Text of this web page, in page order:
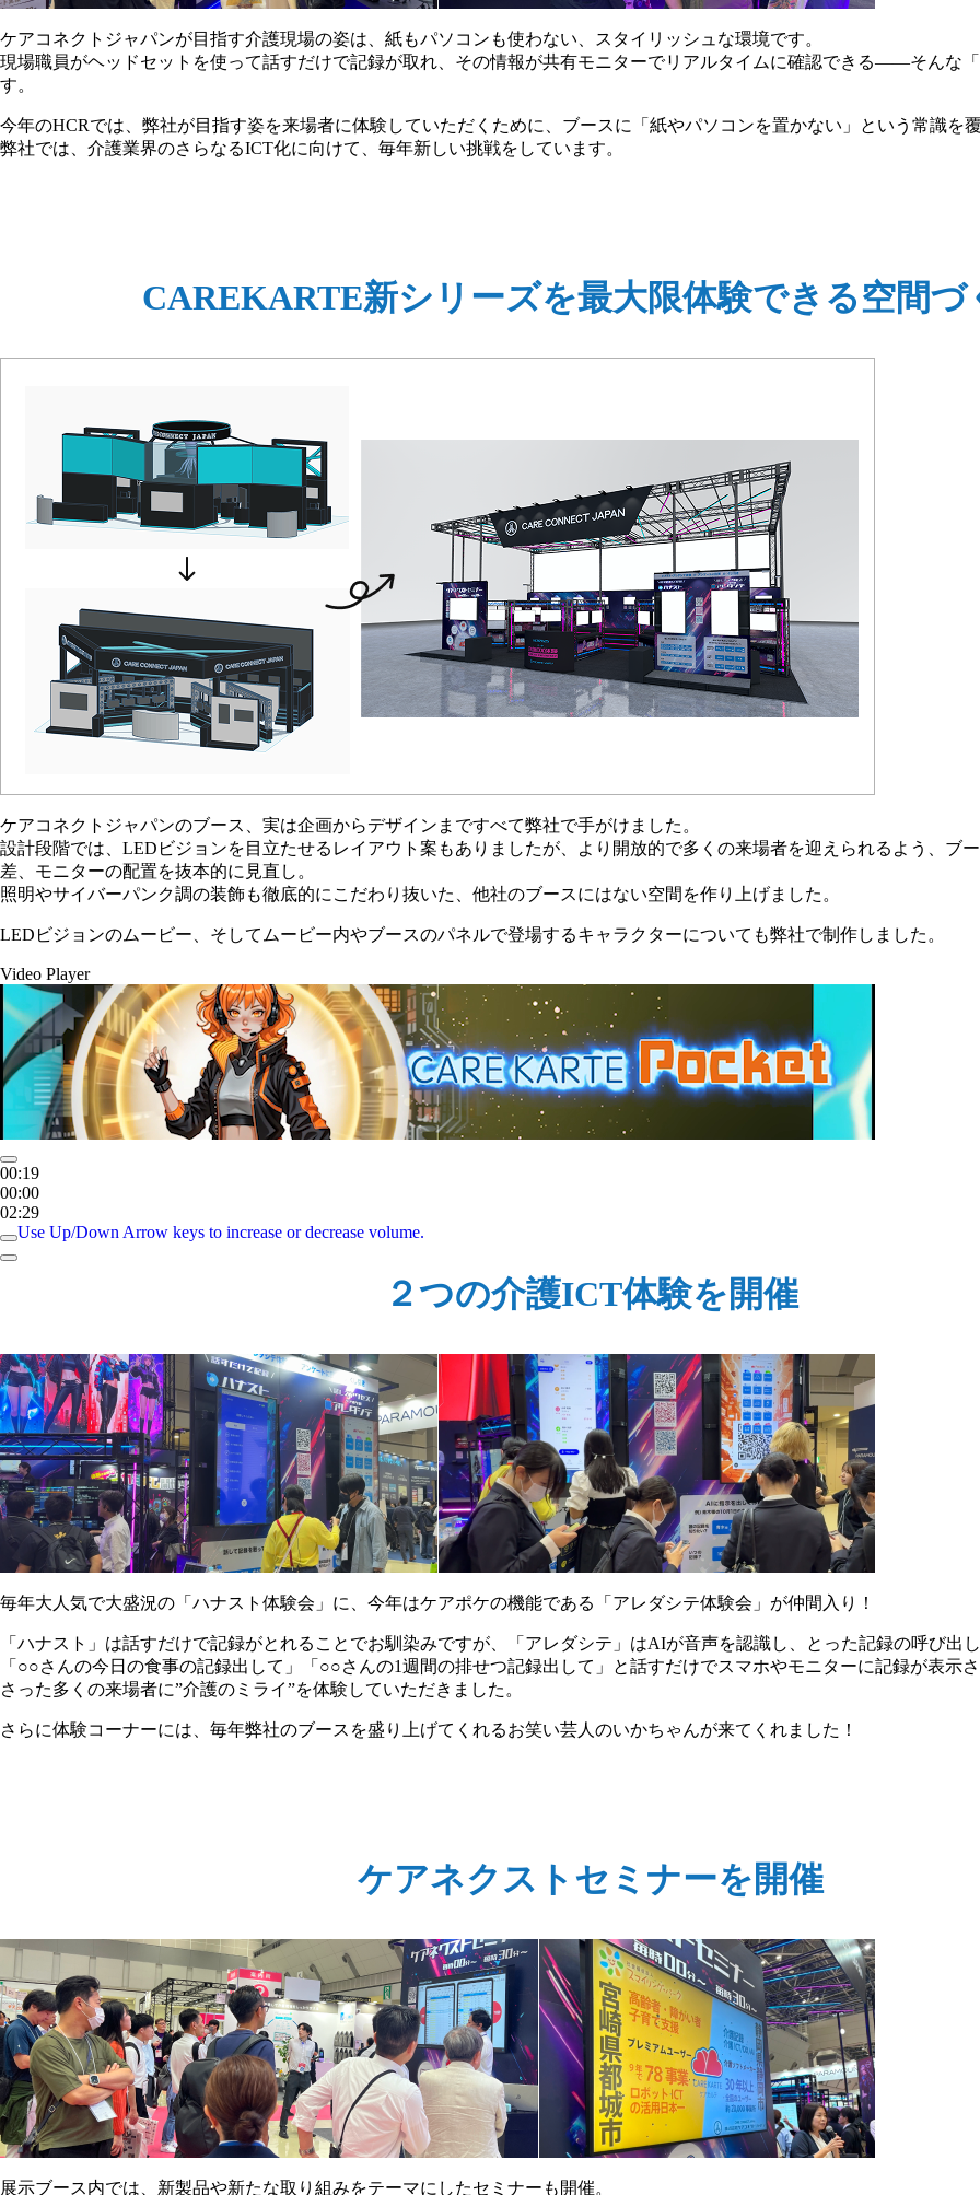
ケアコネクトジャパンが目指す介護現場の姿は、紙もパソコンも使わない、スタイリッシュな環境です。
現場職員がヘッドセットを使って話すだけで記録が取れ、その情報が共有モニターでリアルタイムに確認できる――そんな
す。
今年のHCRでは、弊社が目指す姿を来場者に体験していただくために、ブースに「紙やパソコンを置かない」という常識を
弊社では、介護業界のさらなるICT化に向けて、毎年新しい挑戦をしています。
CAREKARTE新シリーズを最大限体験できる空間づ
ケアコネクトジャパンのブース、実は企画からデザインまですべて弊社で手がけました。
設計段階では、LEDビジョンを目立たせるレイアウト案もありましたが、より開放的で多くの来場者を迎えられるよう、ブ
差、モニターの配置を抜本的に見直し。
照明やサイバーパンク調の装飾も徹底的にこだわり抜いた、他社のブースにはない空間を作り上げました。
LEDビジョンのムービー、そしてムービー内やブースのパネルで登場するキャラクターについても弊社で制作しました。
Video Player
00:21
00:00
02:29
Use Up/Down Arrow keys to increase or decrease volume.
２つの介護ICT体験を開催
毎年大人気で大盛況の「ハナスト体験会」に、今年はケアポケの機能である「アレダシテ体験会」が仲間入り！
「ハナスト」は話すだけで記録がとれることでお馴染みですが、「アレダシテ」はAIが音声を認識し、とった記録の呼び出
「○○さんの今日の食事の記録出して」「○○さんの1週間の排せつ記録出して」と話すだけでスマホやモニターに記録が表示
さった多くの来場者に”介護のミライ”を体験していただきました。
さらに体験コーナーには、毎年弊社のブースを盛り上げてくれるお笑い芸人のいかちゃんが来てくれました！
ケアネクストセミナーを開催
展示ブース内では、新製品や新たな取り組みをテーマにしたセミナーも開催。